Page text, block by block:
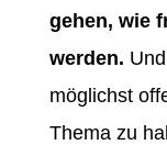
gehen, wie
werden.
möglichst
Thema zu